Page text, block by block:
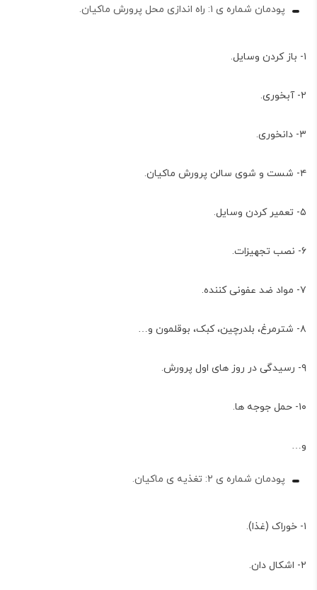
پودمان شماره ی ۱: راه اندازی محل پرورش ماکیان.
۱- باز کردن وسایل.
۲- آبخوری.
۳- دانخوری.
۴- شست و شوی سالن پرورش ماکیان.
۵- تعمیر کردن وسایل.
۶- نصب تجهیزات.
۷- مواد ضد عفونی کننده.
۸- شترمرغ، بلدرچین، کبک، بوقلمون و…
۹- رسیدگی در روز های اول پرورش.
۱۰- حمل جوجه ها.
و…
پودمان شماره ی ۲: تغذیه ی ماکیان.
۱- خوراک (غذا).
۲- اشکال دان.